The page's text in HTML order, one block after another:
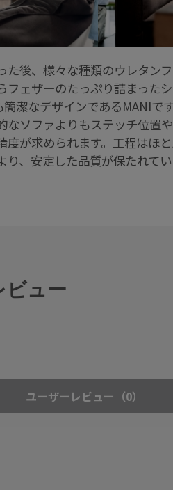
た後、様々な種類のウレタン
フェザーのたっぷり詰まった
簡潔なデザインであるMANIで
なソファよりもステッチ位置
度が求められます。工程はほ
り、安定した品質が保たれて
ビュー
ユーザーレビュー （0）